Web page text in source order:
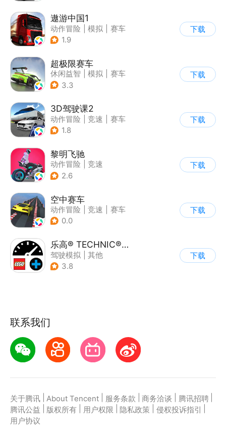
遨游中国1
动作冒险 模拟
赛车
| 写实
1.9
下载
超极限赛车
休闲益智 模拟
赛车
| 漂移
3.3
下载
3D驾驶课2
动作冒险 竞速
赛车
| 写实
1.8
下载
黎明飞驰
动作冒险
竞速
| 摩托车
2.6
下载
空中赛车
动作冒险 竞速
赛车
| 卡通
0.0
下载
乐高® TECHNIC® CONTROL+
驾驶模拟
其他
3.8
下载
联系我们
关于腾讯 About Tencent 服务条款 商务洽谈 腾讯招聘
腾讯公益
版权所有 用户权限 隐私政策 侵权投诉指引
用户协议